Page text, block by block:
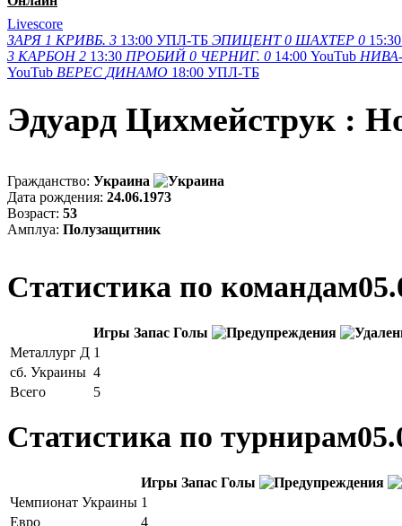
Livescore
ЗАРЯ 1 КРИВБ. 3 13:00 УПЛ-ТБ ЭПИЦЕНТ 0 ШАХТЕР 0 15:30
3 КАРБОН 2 13:30 ПРОБИЙ 0 ЧЕРНИГ. 0 14:00 YouTub
YouTub ВЕРЕС ДИНАМО 18:00 УПЛ-ТБ
Эдуард Цихмейструк :
Гражданство: Украина
Дата рождения: 24.06.1973
Возраст: 53
Амплуа: Полузащитник
Статистика по командам
Игры Запас Голы
Металлург Д 1
сб. Украины 4
Всего
5
Статистика по турнирам
Игры Запас Голы
Чемпионат Украины 1
Евро
4